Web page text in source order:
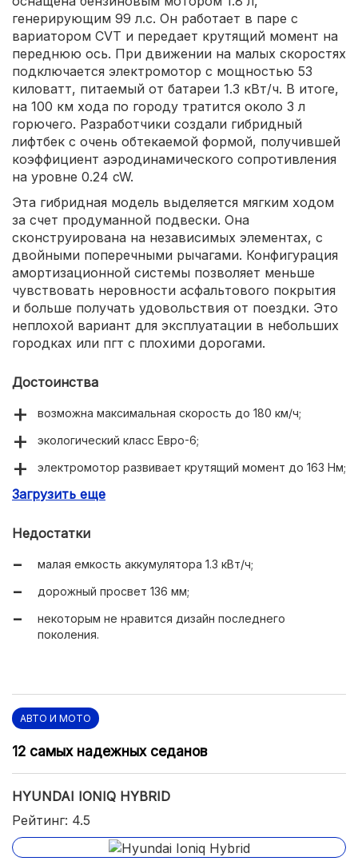
генерирующим 99 л.с. Он работает в паре с
вариатором CVT и передает крутящий момент на
переднюю ось. При движении на малых скоростях
подключается электромотор с мощностью 53
киловатт, питаемый от батареи 1.3 кВт/ч. В итоге,
на 100 км хода по городу тратится около 3 л
горючего. Разработчики создали гибридный
лифтбек с очень обтекаемой формой, получившей
коэффициент аэродинамического сопротивления
на уровне 0.24 cW.
Эта гибридная модель выделяется мягким ходом
за счет продуманной подвески. Она
сконструирована на независимых элементах, с
двойными поперечными рычагами. Конфигурация
амортизационной системы позволяет меньше
чувствовать неровности асфальтового покрытия
и больше получать удовольствия от поездки. Это
неплохой вариант для эксплуатации в небольших
городках или пгт с плохими дорогами.
Достоинства
возможна максимальная скорость до 180 км/ч;
экологический класс Евро-6;
электромотор развивает крутящий момент до 163 Нм;
удобный ножной стояночный тормоз.
Загрузить еще
Недостатки
малая емкость аккумулятора 1.3 кВт/ч;
дорожный просвет 136 мм;
некоторым не нравится дизайн последнего
поколения.
АВТО И МОТО
12 самых надежных седанов
HYUNDAI IONIQ HYBRID
Рейтинг: 4.5